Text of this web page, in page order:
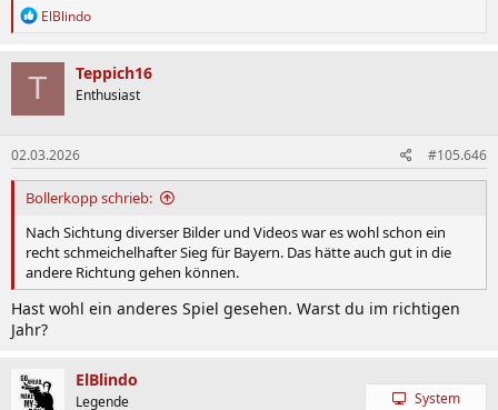
R
k
t
o
n
e
n
:
ElBlindo
T Teppich16
Enthusiast
02.03.2026 #105.646
Bollerkopp schrieb:
Nach Sichtung diverser Bilder und Videos war es wohl schon ein
recht schmeichelhafter Sieg für Bayern. Das hätte auch gut in die
andere Richtung gehen können.
Hast wohl ein anderes Spiel gesehen. Warst du im richtigen
Jahr?
ElBlindo
Legende System